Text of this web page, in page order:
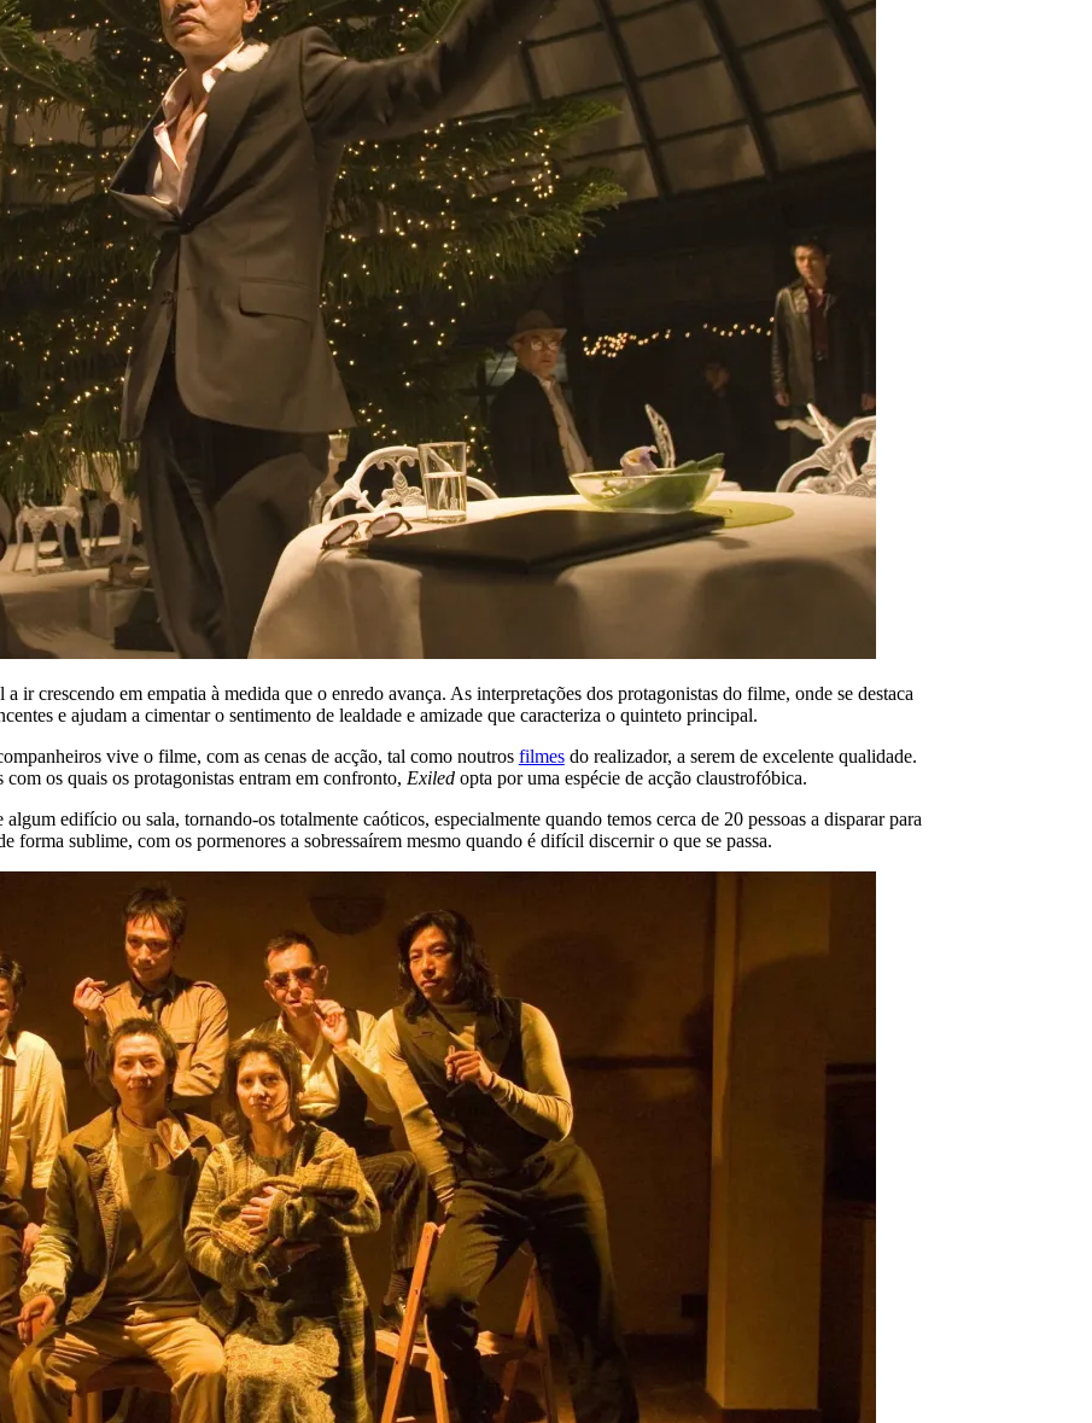
ir crescendo em empatia à medida que o enredo avança. As interpretações dos protagonistas do filme, onde se destaca
e ajudam a cimentar o sentimento de lealdade e amizade que caracteriza o quinteto principal.
vive o filme, com as cenas de acção, tal como noutros filmesdo realizador, a serem de excelente qualidade.
os quais os protagonistas entram em confronto, Exiledopta por uma espécie de acção claustrofóbica.
edifício ou sala, tornando-os totalmente caóticos, especialmente quando temos cerca de 20 pessoas a disparar para
forma sublime, com os pormenores a sobressaírem mesmo quando é difícil discernir o que se passa.